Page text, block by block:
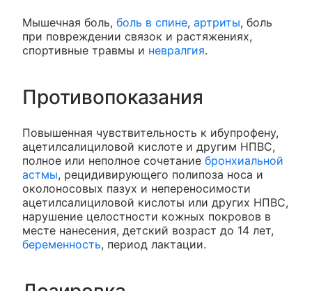
Мышечная боль, боль в спине, артриты, боль
при повреждении связок и растяжениях,
спортивные травмы и невралгия.
Противопоказания
Повышенная чувствительность к ибупрофену,
ацетилсалициловой кислоте и другим НПВС,
полное или неполное сочетание бронхиальной
астмы, рецидивирующего полипоза носа и
околоносовых пазух и непереносимости
ацетилсалициловой кислоты или других НПВС,
нарушение целостности кожных покровов в
месте нанесения, детский возраст до 14 лет,
беременность, период лактации.